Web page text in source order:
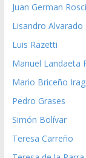
Juan German
Lisandro Alvarado
Luis Razetti
Manuel Landaeta
Mario Briceño
Pedro Grases
Simón Bolívar
Teresa Carreño